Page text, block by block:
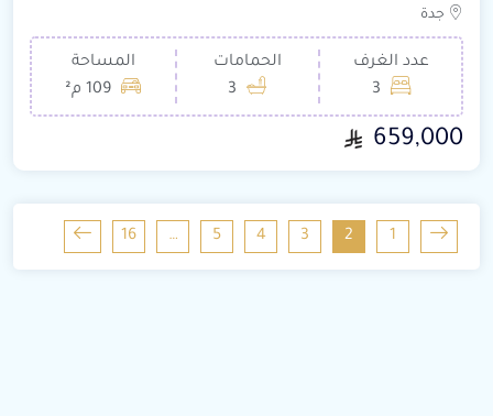
جدة
عدد الغرف
3
الحمامات
3
المساحة
109 م²
659,000
1
2
3
4
5
…
16